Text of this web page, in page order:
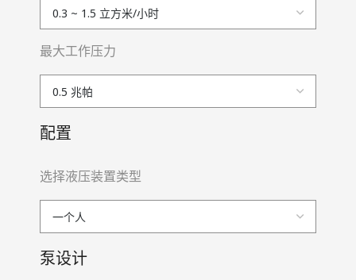
最大工作压力
配置
选择液压装置类型
泵设计